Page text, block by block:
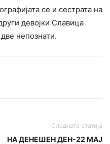
се и сестрата на
девојки Славица
непознати.
Следната статија
НА ДЕНЕШЕН ДЕН-22 МАЈ